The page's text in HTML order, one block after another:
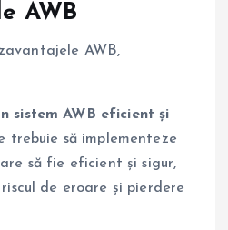
AWB
AWB,
sistem AWB eficient și
trebuie să implementeze
să fie eficient și sigur,
de eroare și pierdere